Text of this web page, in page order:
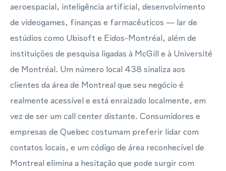
aeroespacial, inteligência artificial, desenvolvimento
de videogames, finanças e farmacêuticos — lar de
estúdios como Ubisoft e Eidos-Montréal, além de
instituições de pesquisa ligadas à McGill e à Université
de Montréal. Um número local 438 sinaliza aos
clientes da área de Montreal que seu negócio é
realmente acessível e está enraizado localmente, em
vez de ser um call center distante. Consumidores e
empresas de Quebec costumam preferir lidar com
contatos locais, e um código de área reconhecível de
Montreal elimina a hesitação que pode surgir com